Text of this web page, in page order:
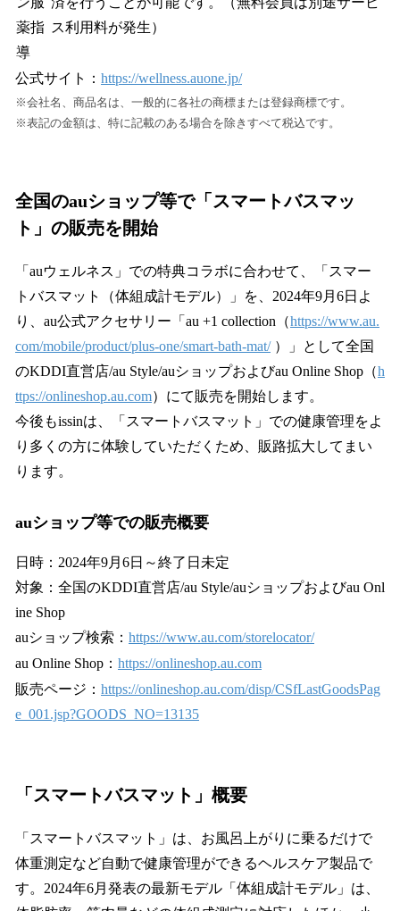
薬指
導
ス利用料が発生）
公式サイト： https://wellness.auone.jp/
※会社名、商品名は、一般的に各社の商標または登録商標です。
※表記の金額は、特に記載のある場合を除きすべて税込です。
全国のauショップ等で「スマートバスマッ
ト」の販売を開始
「auウェルネス」での特典コラボに合わせて、「スマー
トバスマット（体組成計モデル）」を、2024年9月6日よ
り、au公式アクセサリー「au +1 collection（https://www.au.
com/mobile/product/plus-one/smart-bath-mat/）」として全国
のKDDI直営店/au Style/auショップおよびau Online Shop（h
ttps://onlineshop.au.com）にて販売を開始します。
今後もissinは、「スマートバスマット」での健康管理をよ
り多くの方に体験していただくため、販路拡大してまい
ります。
auショップ等での販売概要
日時：2024年9月6日～終了日未定
対象：全国のKDDI直営店/au Style/auショップおよびau Onl
ine Shop
auショップ検索： https://www.au.com/storelocator/
au Online Shop： https://onlineshop.au.com
販売ページ： https://onlineshop.au.com/disp/CSfLastGoodsPag
e_001.jsp?GOODS_NO=13135
「スマートバスマット」概要
「スマートバスマット」は、お風呂上がりに乗るだけで
体重測定など自動で健康管理ができるヘルスケア製品で
す。2024年6月発表の最新モデル「体組成計モデル」は、